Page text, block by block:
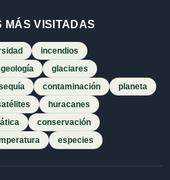
MÁS VISITADAS
incendios
geología
glaciares
contaminación
planeta
huracanes
conservación
especies